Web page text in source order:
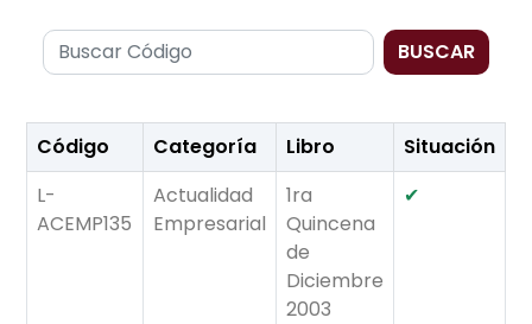
BUSCAR
Código Categoría Libro
Situación
L-
ACEMP135
Actualidad
Empresarial
1ra
Quincena
de
Diciembre
2003
✔